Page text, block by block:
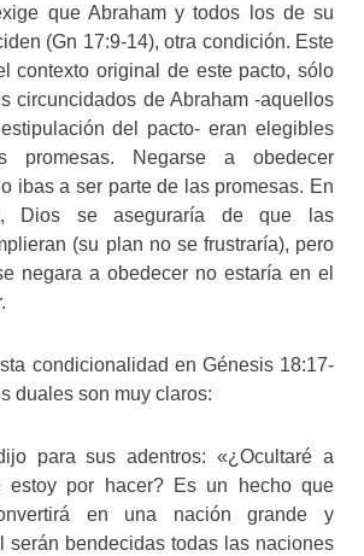
que Abraham y todos los de su
(Gn 17:9-14), otra condición. Este
contexto original de este pacto, sólo
circuncidados de Abraham -aquellos
del pacto- eran elegibles
promesas. Negarse a obedecer
ibas a ser parte de las promesas. En
Dios se aseguraría de que las
(su plan no se frustraría), pero
negara a obedecer no estaría en el
condicionalidad en Génesis 18:17-
duales son muy claros:
para sus adentros: «¿Ocultaré a
estoy por hacer? Es un hecho que
en una nación grande y
serán bendecidas todas las naciones